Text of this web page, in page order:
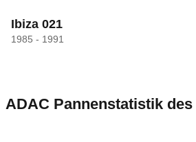
Ibiza 021
1985 - 1991
ADAC Pannenstatistik des